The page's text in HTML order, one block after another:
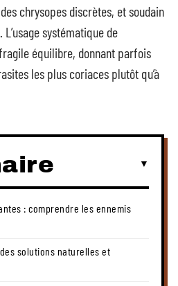
chrysopes discrètes, et soudain
systématique de
équilibre, donnant parfois
les plus coriaces plutôt qu’à
: comprendre les ennemis
solutions naturelles et